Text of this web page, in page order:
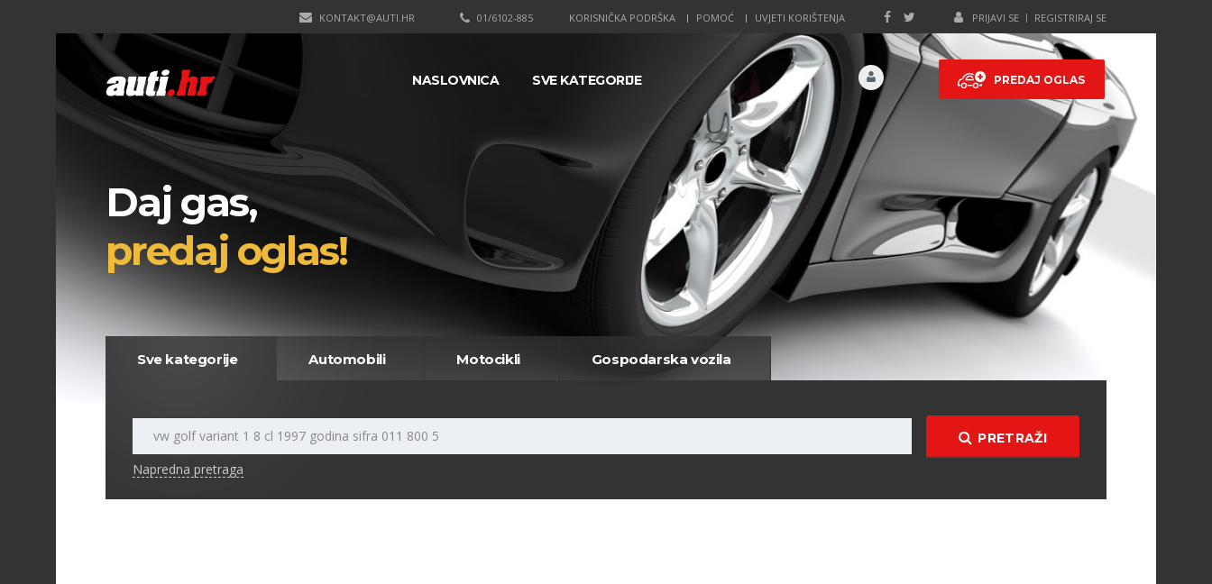
PRIJAVI SE REGISTRIRAJ SE
KORISNIČKA PODRŠKA POMOĆ UVJETI KORIŠTENJA
01/6102-885
KONTAKT@AUTI.HR
PREDAJ OGLAS
NASLOVNICA SVE KATEGORIJE
Daj gas,
predaj oglas!
Sve kategorije Automobili Motocikli Gospodarska vozila
PRETRAŽI
Napredna pretraga